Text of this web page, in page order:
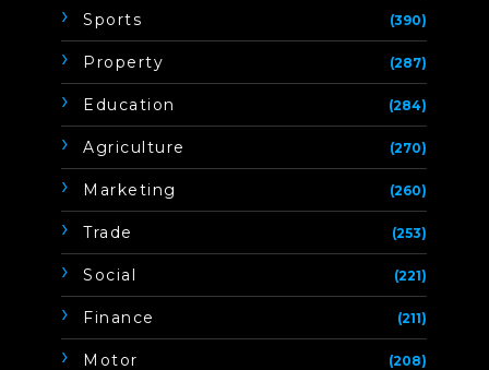
Sports (390)
Property (287)
Education (284)
Agriculture (270)
Marketing (260)
Trade (253)
Social (221)
Finance (211)
Motor (208)